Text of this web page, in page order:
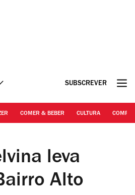
SUBSCREVER
COMER & BEBER CULTURA
leva
Alto